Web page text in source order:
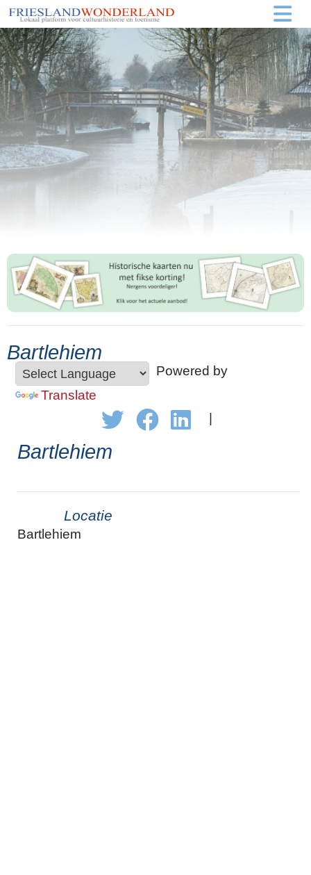
Bartlehiem
Powered by
Translate
Bartlehiem
Locatie
Bartlehiem